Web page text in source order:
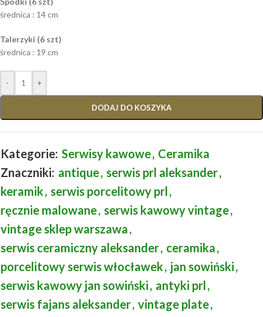
średnica : 14 cm
Talerzyki (6 szt)
średnica : 19 cm
- +
DODAJ DO KOSZYKA
Kategorie: Serwisy kawowe, Ceramika
Znaczniki: antique, serwis prl aleksander,
keramik, serwis porcelitowy prl,
ręcznie malowane, serwis kawowy vintage,
vintage sklep warszawa,
serwis ceramiczny aleksander, ceramika,
porcelitowy serwis włocławek, jan sowiński,
serwis kawowy jan sowiński, antyki prl,
serwis fajans aleksander, vintage plate,